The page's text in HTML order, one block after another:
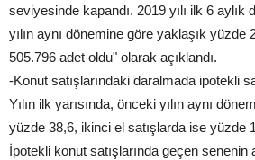
seviyesinde kapandı. 2019 yılı ilk 6
yılın aynı dönemine göre yaklaşık yüzde
505.796 adet oldu" olarak açıklandı.
-Konut satışlarındaki daralmada ipotekli
Yılın ilk yarısında, önceki yılın aynı
yüzde 38,6, ikinci el satışlarda ise yüzde
İpotekli konut satışlarında geçen senenin